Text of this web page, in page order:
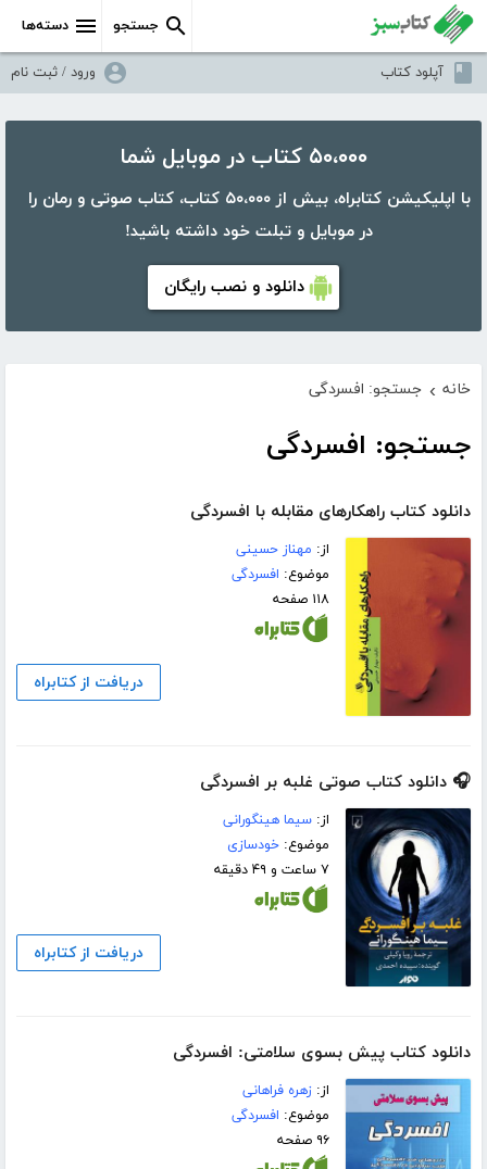
دسته‌ها جستجو
آپلود کتاب ورود / ثبت نام
۵۰،۰۰۰ کتاب در موبایل شما
با اپلیکیشن کتابراه، بیش از ۵۰،۰۰۰ کتاب، کتاب صوتی و رمان را
در موبایل و تبلت خود داشته باشید!
دانلود و نصب رایگان
خانه › جستجو: افسردگی
جستجو: افسردگی
دانلود کتاب راهکارهای مقابله با افسردگی
از: مهناز حسینی
موضوع: افسردگی
۱۱۸ صفحه
دریافت از کتابراه
🎧 دانلود کتاب صوتی غلبه بر افسردگی
از:سیما هینگورانی
موضوع:خودسازی
۷ ساعت و ۴۹ دقیقه
دریافت از کتابراه
دانلود کتاب پیش بسوی سلامتی: افسردگی
از:زهره فراهانی
موضوع: افسردگی
۹۶ صفحه